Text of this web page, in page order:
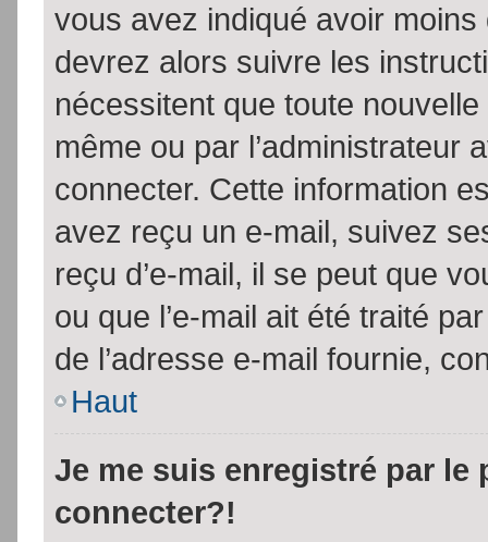
vous avez indiqué avoir
devrez alors suivre les
nécessitent que toute
même ou par l’administrateur
connecter. Cette information
avez reçu un e-mail, suivez
reçu d’e-mail, il se peut que
ou que l’e-mail ait été traité
de l’adresse e-mail fournie,
Haut
Je me suis enregistré par le
connecter?!